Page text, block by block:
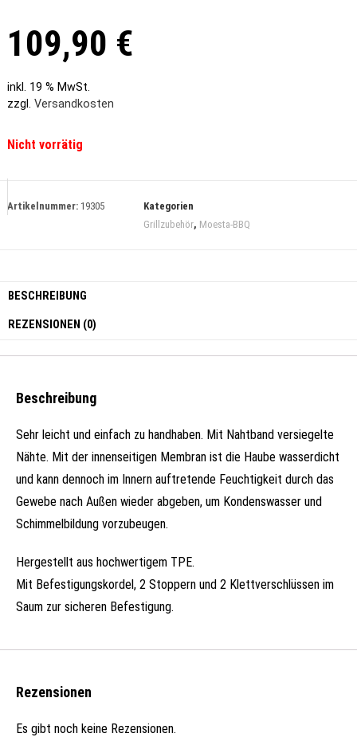
109,90 €
inkl. 19 % MwSt.
zzgl. Versandkosten
Nicht vorrätig
Artikelnummer: 19305
Kategorien
Grillzubehör, Moesta-BBQ
BESCHREIBUNG
REZENSIONEN (0)
Beschreibung
Sehr leicht und einfach zu handhaben. Mit Nahtband versiegelte
Nähte. Mit der innenseitigen Membran ist die Haube wasserdicht
und kann dennoch im Innern auftretende Feuchtigkeit durch das
Gewebe nach Außen wieder abgeben, um Kondenswasser und
Schimmelbildung vorzubeugen.
Hergestellt aus hochwertigem TPE.
Mit Befestigungskordel, 2 Stoppern und 2 Klettverschlüssen im
Saum zur sicheren Befestigung.
Rezensionen
Es gibt noch keine Rezensionen.